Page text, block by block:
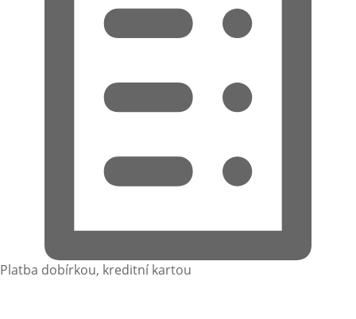
Platba dobírkou, kreditní kartou